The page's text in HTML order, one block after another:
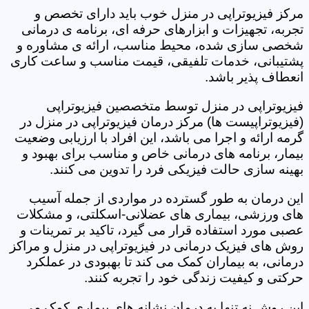
مرکز فیزیوتراپی در منزل خوب باید دارای تخصص و
تجربه، تجهیزات و ابزارهای حرفه ای، برنامه ی درمانی
شخصی سازی شده، محیط مناسب، ارائه ی مشاوره و
پشتیبانی، خدمات تلفیقی، قیمت مناسب و ساعت کاری
انعطاف پذیر باشد.
فیزیوتراپی در منزل توسط متخصصین فیزیوتراپی
(فیزیوتراپیست ها) مرکز درمان فیزیوتراپی در منزل در
گرمه ارائه و اجرا می باشد، این افراد با ارزیابی وضعیت
بیمار، برنامه های درمانی خاص و مناسب برای بهبود و
بهینه سازی حالت فیزیکی فرد را تدوین می کنند.
این درمان به طور گسترده در مواردی از جمله آسیب
های ورزشی، بیماری های عضلانی-اسکلتی، و مشکلات
عصبی مورد استفاده قرار می گیرد، تاکید بر تمرینات و
روش های فیزیک درمانی در فیزیوتراپی در منزل و مراکز
درمانی، به بیماران کمک می کند تا بهبودی در عملکرد
حرکتی و کیفیت زندگی خود را تجربه کنند.